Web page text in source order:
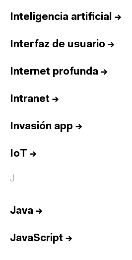
Inteligencia artificial →
Interfaz de usuario →
Internet profunda →
Intranet →
Invasión app →
IoT →
J
Java →
JavaScript →